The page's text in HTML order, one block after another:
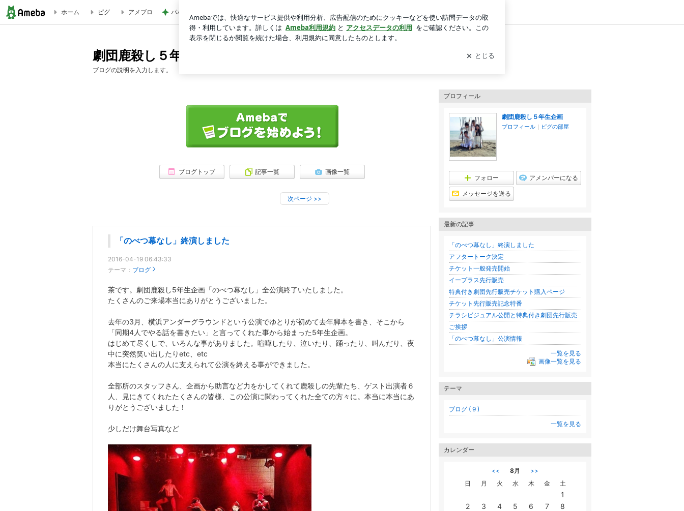
ホーム ピグ アメブロ パパが瞬食した赤魚の煮付け ログイン
劇団鹿殺し５年生企画のブログ
ブログの説明を入力します。
ブログトップ 記事一覧 画像一覧
次ページ >>
「のべつ幕なし」終演しました
2016-04-19 06:43:33
テーマ： ブログ
茶です。劇団鹿殺し5年生企画「のべつ幕なし」全公演終了いたしました。
たくさんのご来場本当にありがとうございました。
去年の3月、横浜アンダーグラウンドという公演でゆとりが初めて去年脚本を書き、そこから
「同期4人でやる話を書きたい」と言ってくれた事から始まった5年生企画。
はじめて尽くしで、いろんな事がありました。喧嘩したり、泣いたり、踊ったり、叫んだり、夜
中に突然笑い出したりetc、etc
本当にたくさんの人に支えられて公演を終える事ができました。
全部所のスタッフさん、企画から助言など力をかしてくれて鹿殺しの先輩たち、ゲスト出演者６
人、見にきてくれたたくさんの皆様、この公演に関わってくれた全ての方々に。本当に本当にあ
りがとうございました！
少しだけ舞台写真など
プロフィール
劇団鹿殺し５年生企画
プロフィール ｜ ピグの部屋
フォロー アメンバーになる
メッセージを送る
最新の記事
「のべつ幕なし」終演しました
アフタートーク決定
チケット一般発売開始
イープラス先行販売
特典付き劇団先行販売チケット購入ページ
チケット先行販売記念特番
チラシビジュアル公開と特典付き劇団先行販売
ご挨拶
「のべつ幕なし」公演情報
一覧を見る
画像一覧を見る
テーマ
ブログ ( 9 )
一覧を見る
カレンダー
<< 8月
>>
日
月 火 水 木 金 土
1
2
3 4 5 6 7
8